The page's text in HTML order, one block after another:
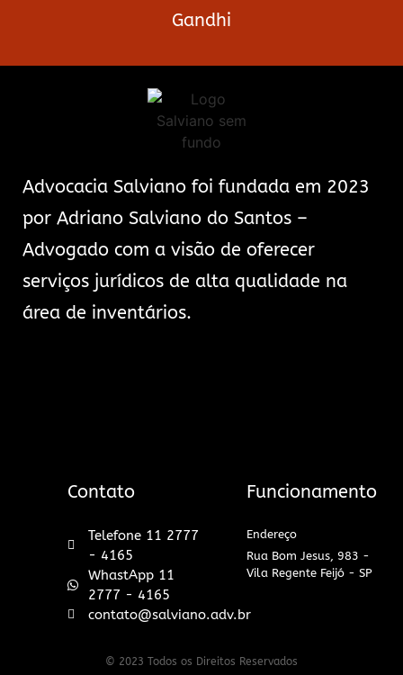
Gandhi
Advocacia Salviano foi fundada em 2023
por Adriano Salviano do Santos –
Advogado com a visão de oferecer
serviços jurídicos de alta qualidade na
área de inventários.
Contato
Telefone 11 2777
- 4165
WhastApp 11
2777 - 4165
contato@salviano.adv.br
Funcionamento
Endereço
Rua Bom Jesus, 983 -
Vila Regente Feijó - SP
© 2023 Todos os Direitos Reservados